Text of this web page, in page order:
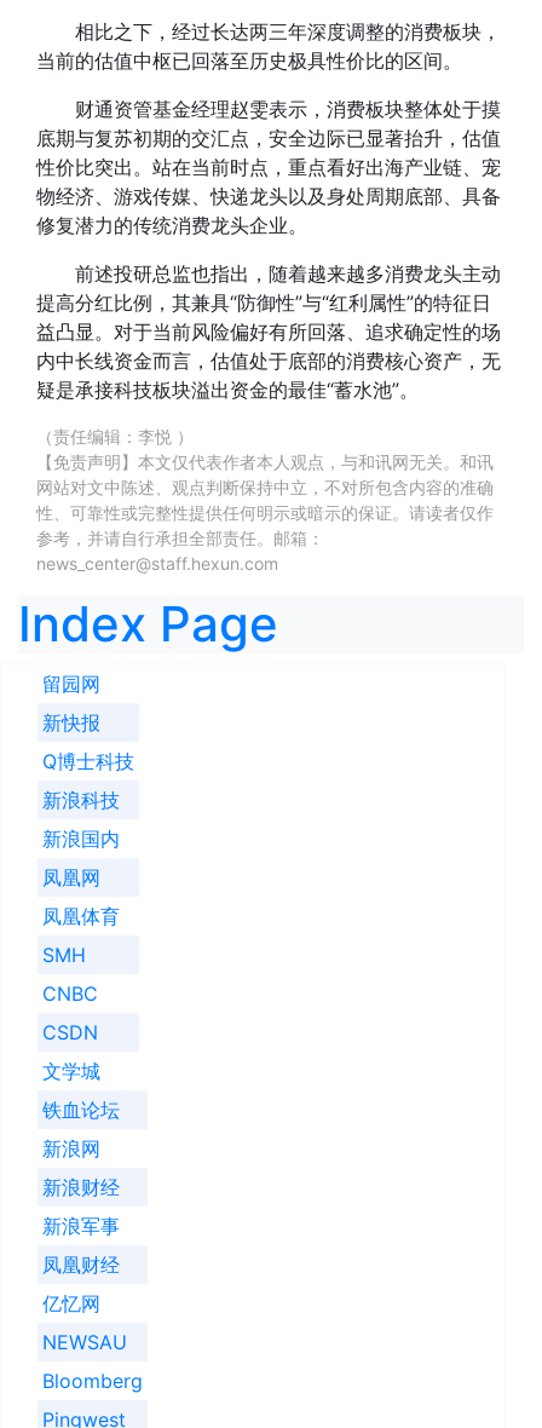
相比之下，经过长达两三年深度调整的消费板块，
当前的估值中枢已回落至历史极具性价比的区间。
财通资管基金经理赵雯表示，消费板块整体处于摸
底期与复苏初期的交汇点，安全边际已显著抬升，估值
性价比突出。站在当前时点，重点看好出海产业链、宠
物经济、游戏传媒、快递龙头以及身处周期底部、具备
修复潜力的传统消费龙头企业。
前述投研总监也指出，随着越来越多消费龙头主动
提高分红比例，其兼具“防御性”与“红利属性”的特征日
益凸显。对于当前风险偏好有所回落、追求确定性的场
内中长线资金而言，估值处于底部的消费核心资产，无
疑是承接科技板块溢出资金的最佳“蓄水池”。
（责任编辑：李悦 ）
【免责声明】本文仅代表作者本人观点，与和讯网无关。和讯
网站对文中陈述、观点判断保持中立，不对所包含内容的准确
性、可靠性或完整性提供任何明示或暗示的保证。请读者仅作
参考，并请自行承担全部责任。邮箱：
news_center@staff.hexun.com
Index Page
留园网
新快报
Q博士科技
新浪科技
新浪国内
凤凰网
凤凰体育
SMH
CNBC
CSDN
文学城
铁血论坛
新浪网
新浪财经
新浪军事
凤凰财经
亿忆网
NEWSAU
Bloomberg
Pingwest